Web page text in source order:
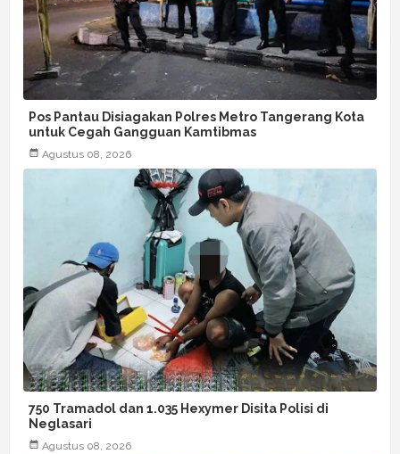
Pos Pantau Disiagakan Polres Metro Tangerang Kota
untuk Cegah Gangguan Kamtibmas
Agustus 08, 2026
750 Tramadol dan 1.035 Hexymer Disita Polisi di
Neglasari
Agustus 08, 2026